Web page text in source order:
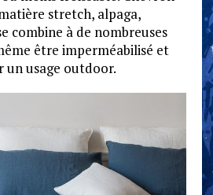
stretch, alpaga,
combine à de nombreuses
être imperméabilisé et
usage outdoor.